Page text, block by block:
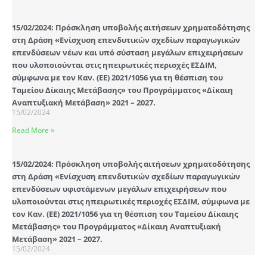
15/02/2024: Πρόσκληση υποβολής αιτήσεων χρηματοδότησης
στη Δράση «Ενίσχυση επενδυτικών σχεδίων παραγωγικών
επενδύσεων νέων και υπό σύσταση μεγάλων επιχειρήσεων
που υλοποιούνται στις ηπειρωτικές περιοχές ΕΣΔΙΜ,
σύμφωνα με τον Καν. (ΕΕ) 2021/1056 για τη θέσπιση του
Ταμείου Δίκαιης Μετάβασης» του Προγράμματος «Δίκαιη
Αναπτυξιακή Μετάβαση» 2021 – 2027.
15/02/2024
Read More »
15/02/2024: Πρόσκληση υποβολής αιτήσεων χρηματοδότησης
στη Δράση «Ενίσχυση επενδυτικών σχεδίων παραγωγικών
επενδύσεων υφιστάμενων μεγάλων επιχειρήσεων που
υλοποιούνται στις ηπειρωτικές περιοχές ΕΣΔΙΜ, σύμφωνα με
τον Καν. (ΕΕ) 2021/1056 για τη θέσπιση του Ταμείου Δίκαιης
Μετάβασης» του Προγράμματος «Δίκαιη Αναπτυξιακή
Μετάβαση» 2021 – 2027.
15/02/2024